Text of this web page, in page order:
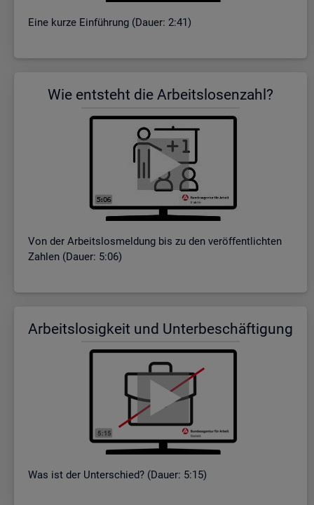
Eine kurze Ein­füh­rung (Dauer: 2:41)
Wie ent­steht die Ar­beits­lo­sen­zahl?
Von der Ar­beits­los­mel­dung bis zu den ver­öf­fent­lich­ten
Zah­len (Dauer: 5:06)
Ar­beits­lo­sig­keit und Un­ter­be­schäf­ti­gung
Was ist der Un­ter­schied? (Dauer: 5:15)